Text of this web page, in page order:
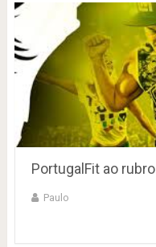
PortugalFit ao rubro
Paulo